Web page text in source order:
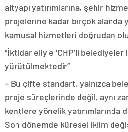
altyapı yatırımlarına, şehir
projelerine kadar birçok alanda
kamusal hizmetleri doğrudan
“İktidar eliyle ‘CHP’li belediyeler
yürütülmektedir”
– Bu çifte standart, yalnızca
proje süreçlerinde değil, aynı
kentlere yönelik yatırımlarında
Son dönemde küresel iklim